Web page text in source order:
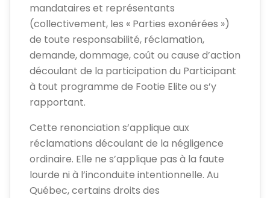
mandataires et représentants
(collectivement, les « Parties exonérées »)
de toute responsabilité, réclamation,
demande, dommage, coût ou cause d’action
découlant de la participation du Participant
à tout programme de Footie Elite ou s’y
rapportant.
Cette renonciation s’applique aux
réclamations découlant de la négligence
ordinaire. Elle ne s’applique pas à la faute
lourde ni à l’inconduite intentionnelle. Au
Québec, certains droits des